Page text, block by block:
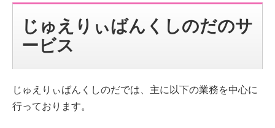
じゅえりぃばんくしのだのサ
ービス
じゅえりぃばんくしのだでは、主に以下の業務を中心に
行っております。